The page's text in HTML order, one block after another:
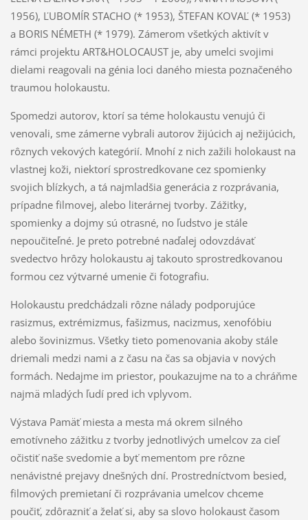
1956), ĽUBOMÍR STACHO (* 1953), ŠTEFAN KOVAĽ (* 1953)
a BORIS NÉMETH (* 1979). Zámerom všetkých aktivít v
rámci projektu ART&HOLOCAUST je, aby umelci svojimi
dielami reagovali na génia loci daného miesta poznačeného
traumou holokaustu.
Spomedzi autorov, ktorí sa téme holokaustu venujú či
venovali, sme zámerne vybrali autorov žijúcich aj nežijúcich,
rôznych vekových kategórií. Mnohí z nich zažili holokaust na
vlastnej koži, niektorí sprostredkovane cez spomienky
svojich blízkych, a tá najmladšia generácia z rozprávania,
prípadne filmovej, alebo literárnej tvorby. Zážitky,
spomienky a dojmy sú otrasné, no ľudstvo je stále
nepoučiteľné. Je preto potrebné naďalej odovzdávať
svedectvo hrôzy holokaustu aj takouto sprostredkovanou
formou cez výtvarné umenie či fotografiu.
Holokaustu predchádzali rôzne nálady podporujúce
rasizmus, extrémizmus, fašizmus, nacizmus, xenofóbiu
alebo šovinizmus. Všetky tieto pomenovania akoby stále
driemali medzi nami a z času na čas sa objavia v nových
formách. Nedajme im priestor, poukazujme na to a chráňme
najmä mladých ľudí pred ich vplyvom.
Výstava Pamäť miesta a mesta má okrem silného
emotívneho zážitku z tvorby jednotlivých umelcov za cieľ
očistiť naše svedomie a byť mementom pre rôzne
nenávistné prejavy dnešných dní. Prostredníctvom besied,
filmových premietaní či rozprávania umelcov chceme
poučiť, zdôrazniť a želať si, aby sa slovo holokaust časom